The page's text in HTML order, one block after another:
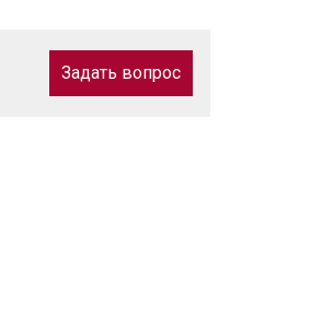
Задать вопрос